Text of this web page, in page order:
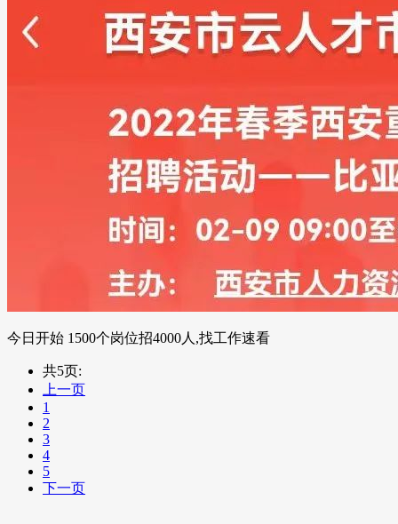
今日开始 1500个岗位招4000人,找工作速看
共5页:
上一页
1
2
3
4
5
下一页